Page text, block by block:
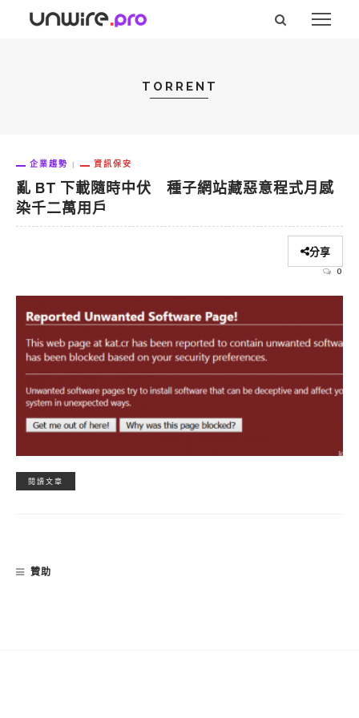
TORRENT
企業趨勢 資訊保安
亂 BT 下載隨時中伏 種子網站藏惡意程式月感
染千二萬用戶
分享
0
閱讀文章
贊助